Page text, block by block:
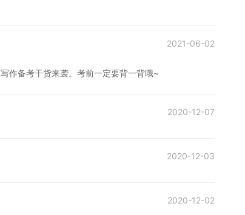
2021-06-02
作备考干货来袭。考前一定要背一背哦~
2020-12-07
2020-12-03
2020-12-02